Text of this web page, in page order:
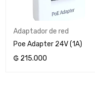
Adaptador de red
Poe Adapter 24V (1A)
₲ 215.000